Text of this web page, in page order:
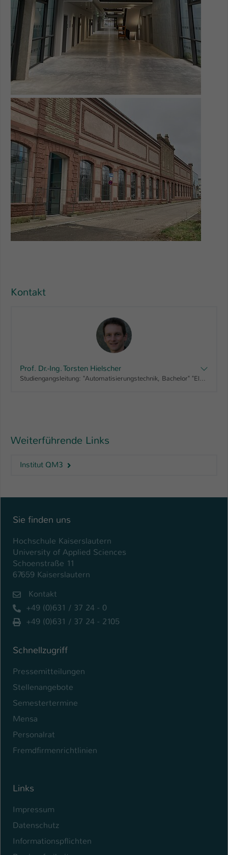
Show larger version for:
Kontakt
Prof. Dr.-Ing. Torsten Hielscher
Studiengangsleitung: "Automatisierungstechnik, Bachelor" "Elektrotechnik - berufsbegleitend, Bachelor" "Industrial Engineering, Bachelor" "Maschinenbau - berufsbegleitend, Bachelor" "Mechatronik - berufsbegleitend, Bachelor" "Prozessingenieurwesen, Bachelor" " Wirtschaftsingenieurwesen - berufsbegleitend, Bachelor", Fachbereichsrat AING, Senatsausschuss für Forschung
Weiterführende Links
Institut QM3
Sie finden uns
Hochschule Kaiserslautern
University of Applied Sciences
Schoenstraße 11
67659 Kaiserslautern
Kontakt
+49 (0)631 / 37 24 - 0
+49 (0)631 / 37 24 - 2105
Schnellzugriff
Pressemitteilungen
Stellenangebote
Semestertermine
Mensa
Personalrat
Fremdfirmenrichtlinien
Links
Impressum
Datenschutz
Informationspflichten